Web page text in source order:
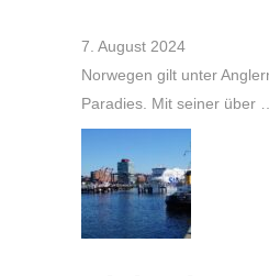
7. August 2024
Norwegen gilt unter
Paradies. Mit seiner über …